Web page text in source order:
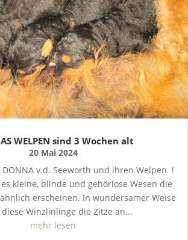
WELPEN sind 3 Wochen alt
20 Mai 2024
v.d. Seeworth und ihren Welpen !
kleine, blinde und gehörlose Wesen die
erscheinen. In wundersamer Weise
Winzlinlinge die Zitze an...
mehr lesen